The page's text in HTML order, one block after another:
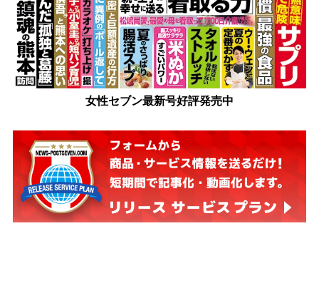
女性セブン最新号好評発売中